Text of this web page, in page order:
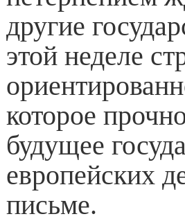
другие
этой неделе
которое
будущее
европейских
письме.